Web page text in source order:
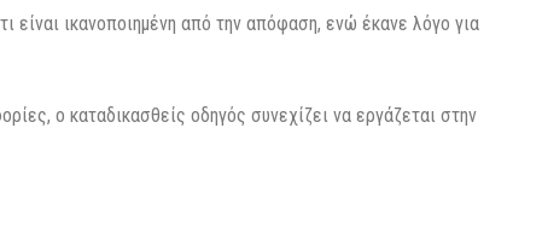
είναι ικανοποιημένη από την απόφαση, ενώ έκανε λόγο για
ο καταδικασθείς οδηγός συνεχίζει να εργάζεται στην